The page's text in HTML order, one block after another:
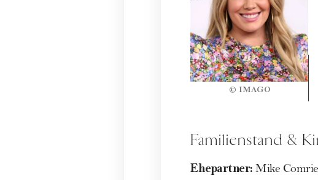
© IMAGO
Familienstand &
Ehepartner: Mike